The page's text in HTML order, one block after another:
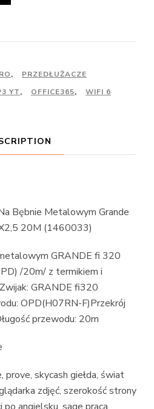
,
PRZEDŁUŻACZE
YT, OFFICE365, WIFI 6
Bębnie Metalowym Grande
20M (1460033)
GRANDE fi 320
/20m/ z termikiem i
GRANDE fi320
OPD(H07RN-F)Przekrój
przewodu: 20m
skycash giełda, świat
zdjęć, szerokość strony